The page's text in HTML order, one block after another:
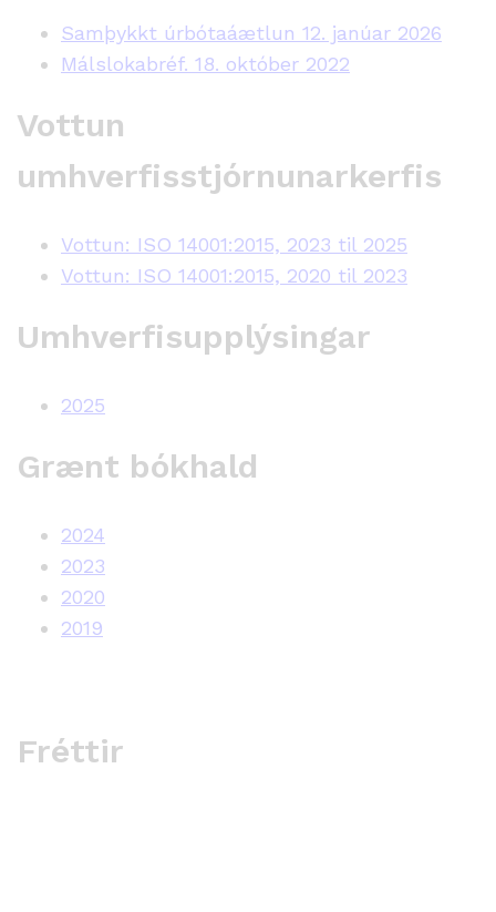
Samþykkt úrbótaáætlun 12. janúar 2026
Málslokabréf. 18. október 2022
Vottun
umhverfisstjórnunarkerfis
Vottun: ISO 14001:2015, 2023 til 2025
Vottun: ISO 14001:2015, 2020 til 2023
Umhverfisupplýsingar
2025
Grænt bókhald
2024
2023
2020
2019
Fréttir